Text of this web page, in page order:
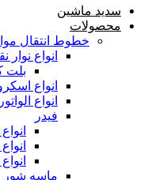
سدید ماشین
محصولات
خطوط انتقال
انواع نوار
بلت
انواع
انواع الواتور
فیدر
ماسه شور